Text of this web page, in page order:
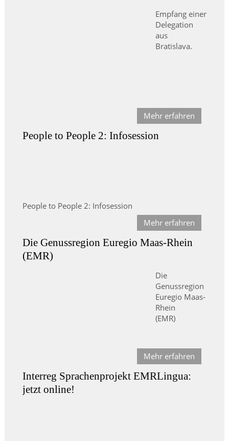
Empfang einer
Delegation
aus
Bratislava.
Mehr erfahren
People to People 2: Infosession
People to People 2: Infosession
Mehr erfahren
Die Genussregion Euregio Maas-Rhein
(EMR)
Die
Genussregion
Euregio Maas-
Rhein
(EMR)
Mehr erfahren
Interreg Sprachenprojekt EMRLingua:
jetzt online!